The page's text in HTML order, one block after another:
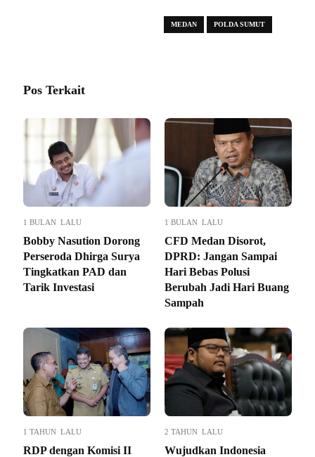
MEDAN POLDA SUMUT
Pos Terkait
1 BULAN LALU
Bobby Nasution Dorong
Perseroda Dhirga Surya
Tingkatkan PAD dan
Tarik Investasi
1 BULAN LALU
CFD Medan Disorot,
DPRD: Jangan Sampai
Hari Bebas Polusi
Berubah Jadi Hari Buang
Sampah
1 TAHUN LALU
RDP dengan Komisi II
2 TAHUN LALU
Wujudkan Indonesia